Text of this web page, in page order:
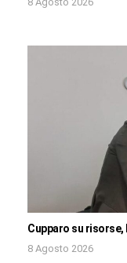
Cupparo su risorse,
8 Agosto 2026